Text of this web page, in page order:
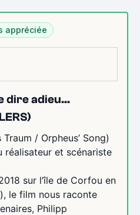
appréciée
dire adieu...
/ Orpheus’ Song)
réalisateur et scénariste
sur l’île de Corfou en
le film nous raconte
Philipp